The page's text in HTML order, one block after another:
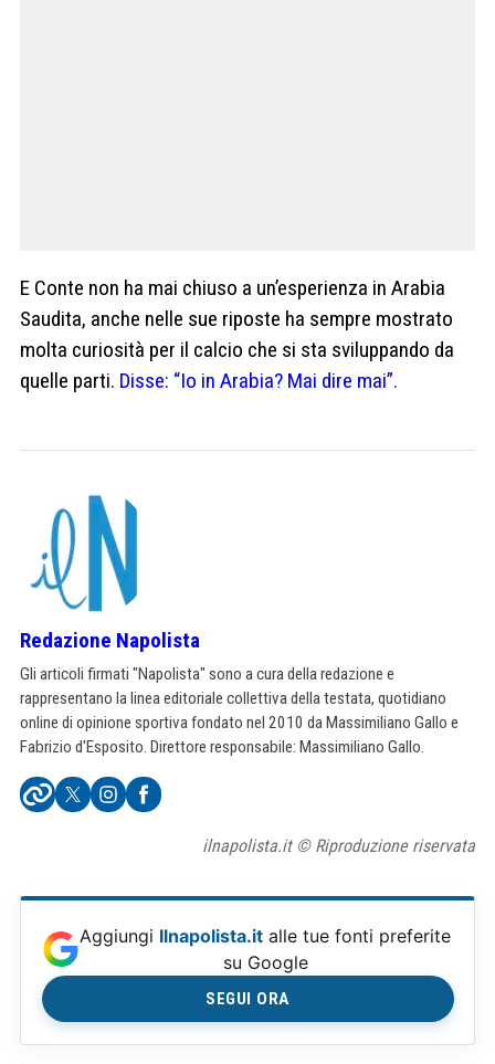
E Conte non ha mai chiuso a un’esperienza in Arabia
Saudita, anche nelle sue riposte ha sempre mostrato
molta curiosità per il calcio che si sta sviluppando da
quelle parti. Disse: “Io in Arabia? Mai dire mai”.
Redazione Napolista
Gli articoli firmati "Napolista" sono a cura della redazione e
rappresentano la linea editoriale collettiva della testata, quotidiano
online di opinione sportiva fondato nel 2010 da Massimiliano Gallo e
Fabrizio d'Esposito. Direttore responsabile: Massimiliano Gallo.
ilnapolista.it © Riproduzione riservata
Aggiungi Ilnapolista.it alle tue fonti preferite
su Google
SEGUI ORA